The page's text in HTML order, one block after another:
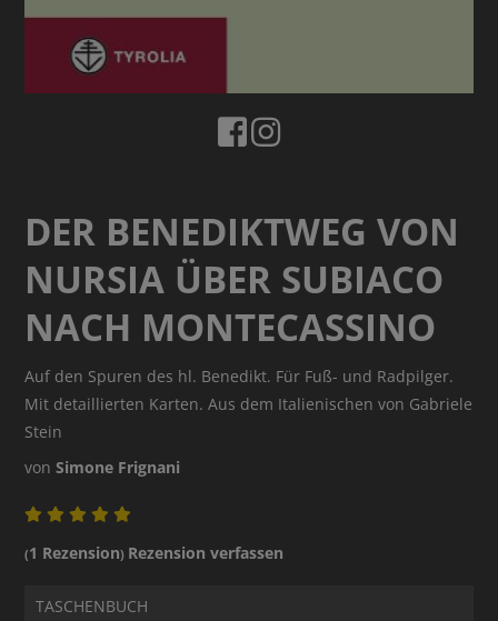
DER BENEDIKTWEG VON
NURSIA ÜBER SUBIACO
NACH MONTECASSINO
Auf den Spuren des hl. Benedikt. Für Fuß- und Radpilger.
Mit detaillierten Karten. Aus dem Italienischen von Gabriele
Stein
vonSimone Frignani
(1 Rezension) Rezension verfassen
TASCHENBUCH